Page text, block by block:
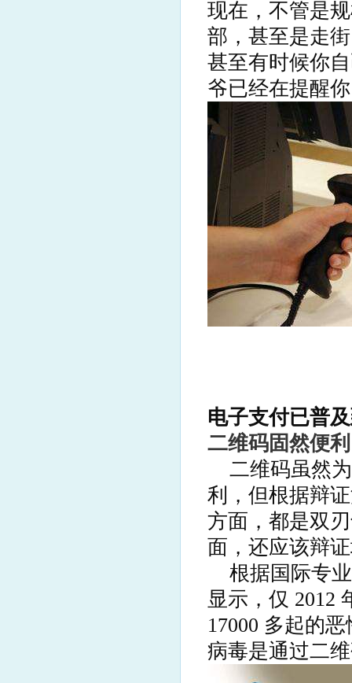
现在，不管是
部，甚至是走
甚至有时候你
爷已经在提醒
电子支付已普
二维码固然便
二维码虽然为
利，但根据辩
方面，都是双
面，还应该辩
根据国际专业
显示，仅 2012
17000 多起的
病毒是通过二